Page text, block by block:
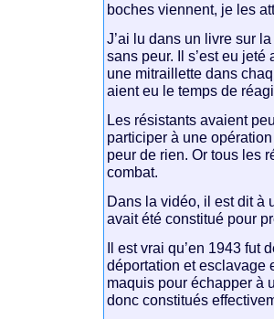
boches viennent, je les
J’ai lu dans un livre sur
sans peur. Il s’est eu
une mitraillette dans
aient eu le temps de
Les résistants avaient
participer à une
peur de rien. Or tous les
combat.
Dans la vidéo, il est dit à
avait été constitué pour
Il est vrai qu’en 1943 fut
déportation et esclavage
maquis pour échapper à
donc constitués